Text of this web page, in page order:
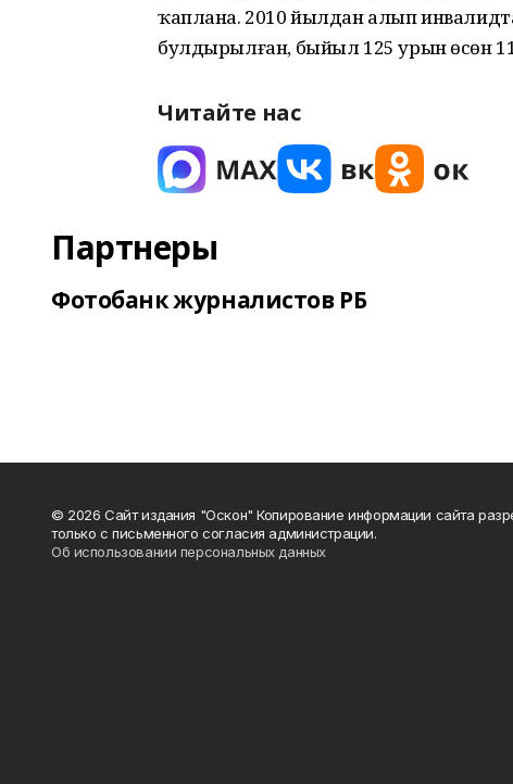
ҡаплана. 2010 йылдан алып
булдырылған, быйыл 125 урын өсөн
Читайте нас
Партнеры
Фотобанк журналистов РБ
© 2026 Сайт издания "Оскон" Копирование информации сайта
только с письменного согласия администрации.
Об использовании персональных данных